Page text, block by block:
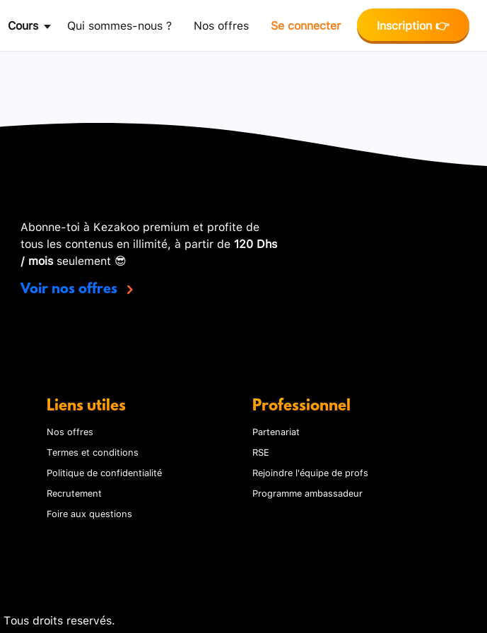
Cours Qui sommes-nous ? Nos offres Se connecter Inscription 👉
Abonne-toi à Kezakoo premium et profite de
tous les contenus en illimité, à partir de 120 Dhs
/ moisseulement 😎
Voir nos offres
Liens utiles
Nos offres
Termes et conditions
Politique de confidentialité
Recrutement
Foire aux questions
Professionnel
Partenariat
RSE
Rejoindre l'équipe de profs
Programme ambassadeur
droits reservés.